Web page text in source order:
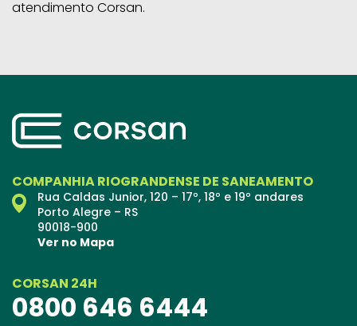
atendimento Corsan.
COMPANHIA RIOGRANDENSE DE SANEAMENTO
Rua Caldas Junior, 120 – 17º, 18º e 19º andares
Porto Alegre – RS
90018-900
Ver no Mapa
CORSAN 24H
0800 646 6444